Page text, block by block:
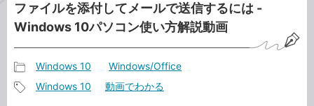
ファイルを添付してメールで送信するには -
Windows 10パソコン使い方解説動画
事
Windows 10 Windows/Office
Windows 10 動画でわかる